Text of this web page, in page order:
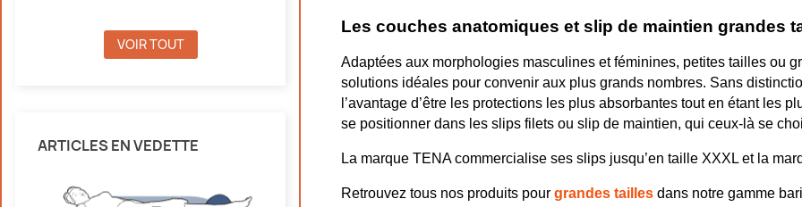
VOIR TOUT
ARTICLES EN VEDETTE
Les couches anatomiques et slip de maintien grandes
Adaptées aux morphologies masculines et féminines, petites tailles ou
solutions idéales pour convenir aux plus grands nombres. Sans
l’avantage d’être les protections les plus absorbantes tout en étant les
se positionner dans les slips filets ou slip de maintien, qui ceux-là se
La marque TENA commercialise ses slips jusqu’en taille XXXL et la
Retrouvez tous nos produits pour grandes tailles dans notre gamme